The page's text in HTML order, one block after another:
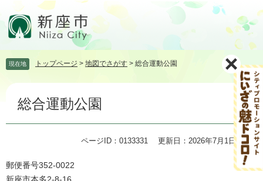
頭飛 現在地 トップページ > 地図でさがす > 総合運動公園
本
総合運動公園
ページID：0133331 更新日：2026年7月1日更新
郵便番号352-0022